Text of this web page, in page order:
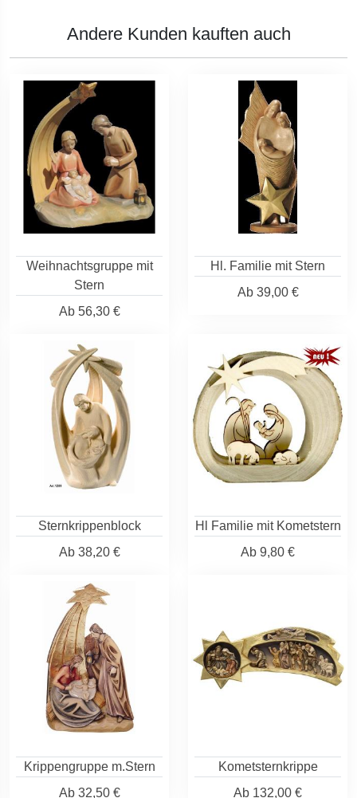
Andere Kunden kauften auch
Weihnachtsgruppe mit
Stern
Ab56,30 €
Hl. Familie mit Stern
Ab39,00 €
Sternkrippenblock
Ab38,20 €
Hl Familie mit Kometstern
Ab 9,80 €
Krippengruppe m.Stern
Ab32,50 €
Kometsternkrippe
Ab 132,00 €